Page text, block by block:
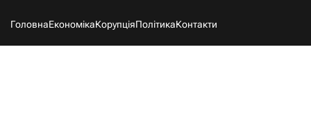
ГоловнаЕкономікаКорупціяПолітикаКонтакти